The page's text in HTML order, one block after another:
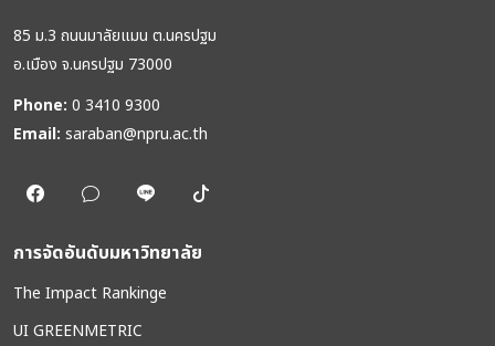
85 ม.3 ถนนมาลัยแมน ต.นครปฐม
อ.เมือง จ.นครปฐม 73000
Phone: 0 3410 9300
Email: saraban@npru.ac.th
การจัดอันดับมหาวิทยาลัย
The Impact Rankinge
UI GREENMETRIC